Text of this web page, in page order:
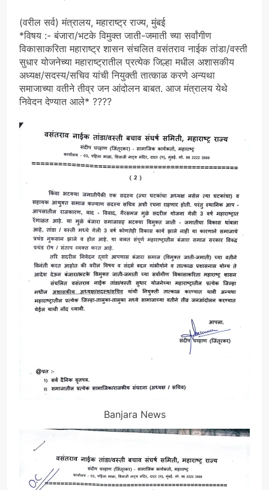
(वरील सर्व) मंत्रालय, महाराष्ट्र राज्य, मुंबई
*विषय :- बंजारा/भटके विमुक्त जाती-जमाती च्या सर्वांगीण
विकासाकरिता महाराष्ट्र शासन संचलित वसंतराव नाईक तांडा/वस्ती
सुधार योजनेच्या महाराष्ट्रातील प्रत्येक जिल्हा मधील अशासकीय
अध्यक्ष/सदस्य/सचिव यांची नियुक्ती तात्काळ करणे अन्यथा
समाजाच्या वतीने तीव्र जन आंदोलन बाबत. आज मंत्रालय येथे
निवेदन देण्यात आले* ????
Banjara News